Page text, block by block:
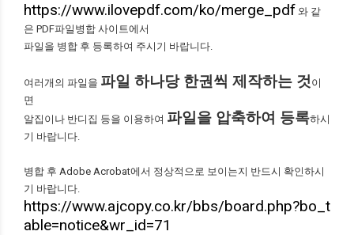
https://www.ilovepdf.com/ko/merge_pdf 와 같
은 PDF파일병합 사이트에서
파일을 병합 후 등록하여 주시기 바랍니다.
여러개의 파일을 파일 하나당 한권씩 제작하는 것 이
면
알집이나 반디집 등을 이용하여 파일을 압축하여 등록하시
기 바랍니다.
병합 후 Adobe Acrobat에서 정상적으로 보이는지 반드시 확인하시
기 바랍니다.
https://www.ajcopy.co.kr/bbs/board.php?bo_t
able=notice&wr_id=71